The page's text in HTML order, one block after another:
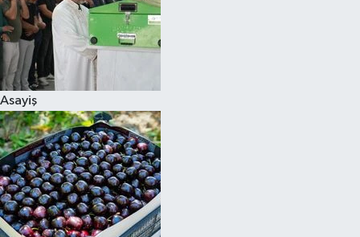
Asayiş
Yaşam-Çevre